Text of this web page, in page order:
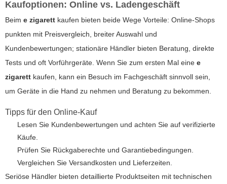
Kaufoptionen: Online vs. Ladengeschäft
Beim e zigarett kaufen bieten beide Wege Vorteile: Online-Shops
punkten mit Preisvergleich, breiter Auswahl und
Kundenbewertungen; stationäre Händler bieten Beratung, direkte
Tests und oft Vorführgeräte. Wenn Sie zum ersten Mal eine e
zigarett kaufen, kann ein Besuch im Fachgeschäft sinnvoll sein,
um Geräte in die Hand zu nehmen und Beratung zu bekommen.
Tipps für den Online-Kauf
Lesen Sie Kundenbewertungen und achten Sie auf verifizierte
Käufe.
Prüfen Sie Rückgaberechte und Garantiebedingungen.
Vergleichen Sie Versandkosten und Lieferzeiten.
Seriöse Händler bieten detaillierte Produktseiten mit technischen